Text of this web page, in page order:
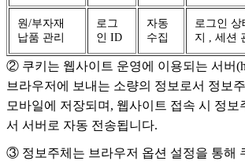
원/부자재
납품 관리
로그
인 ID
자동
수집
로그인 상
지 , 세션
② 쿠키는 웹사이트 운영에 이용되는 서버
브라우저에 보내는 소량의 정보로서 정보
모바일에 저장되며, 웹사이트 접속 시 정보
서 서버로 자동 전송됩니다.
③ 정보주체는 브라우저 옵션 설정을 통해